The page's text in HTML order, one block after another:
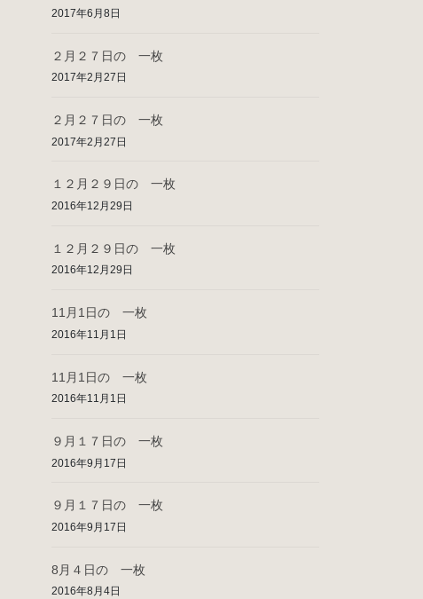
2017年6月8日
２月２７日の 一枚
2017年2月27日
２月２７日の 一枚
2017年2月27日
１２月２９日の 一枚
2016年12月29日
１２月２９日の 一枚
2016年12月29日
11月1日の 一枚
2016年11月1日
11月1日の 一枚
2016年11月1日
９月１７日の 一枚
2016年9月17日
９月１７日の 一枚
2016年9月17日
8月４日の 一枚
2016年8月4日